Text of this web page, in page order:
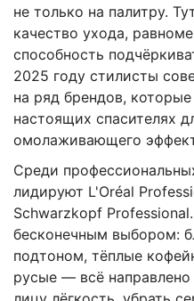
не только на палитру.
качество ухода,
способность
2025 году стилисты
на ряд брендов,
настоящих спасителях
омолаживающего
Среди
лидируют L'Oréal
Schwarzkopf
бесконечным выбором:
подтоном, тёплые
русые — всё